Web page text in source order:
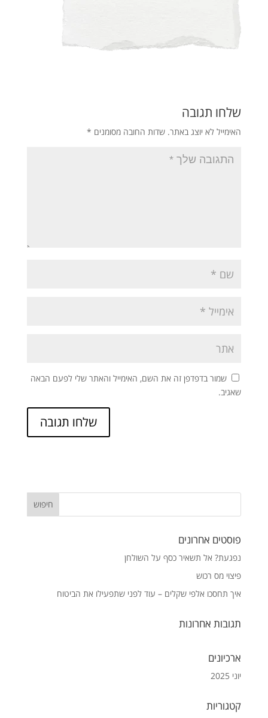
שלחו תגובה
האימייל לא יוצג באתר. שדות החובה מסומנים *
שמור בדפדפן זה את השם, האימייל והאתר שלי לפעם הבאה
שאגיב.
פוסטים אחרונים
נפגעת? אל תשאיר כסף על השולחן
פיצוי מס רכוש
איך תחסכו אלפי שקלים – עוד לפני שתפעילו את הביטוח
תגובות אחרונות
ארכיונים
יוני 2025
קטגוריות